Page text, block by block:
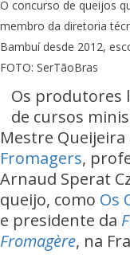
O concurso de queijos
membro da diretoria
Bambuí desde 2012,
FOTO: SerTãoBras
Os produtores
de cursos
Mestre Queijeira
Fromagers,
Arnaud Sperat
queijo, como Os
e presidente da
Fromagère, na